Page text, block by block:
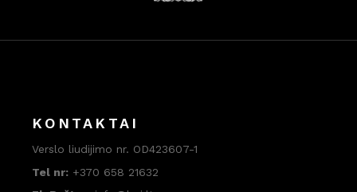
KONTAKTAI
Verslo liudijimo nr. OD423607-1
Tel nr: +370 658 21632